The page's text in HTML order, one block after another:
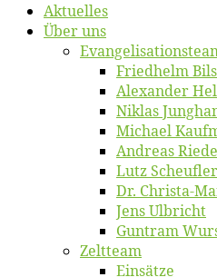
Ak­tu­el­les
Über uns
Fried­helm
Alex­an­der
Ni­klas
Mi­cha­el
An­dre­as
Lutz Scheuf­ler
Dr. Chris­­ta-
Jens Ulb­richt
Gun­tram
Zelt­team
Ein­sät­ze